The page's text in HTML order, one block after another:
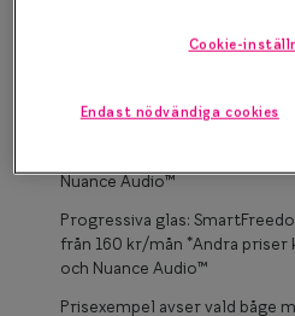
Hitta
Enkelslipade glas:
Nuance Audio™
Progressiva glas:
från 160 kr/mån *Andra priser
och Nuance Audio™
Prisexempel avser vald båge
Cookie-
Endast nödvändiga cookies